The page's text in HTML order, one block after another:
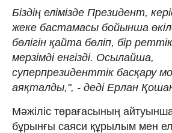
Біздің елімізде Президент,
жеке бастамасы бойынша
бөлігін қайта бөліп, бір
мерзімді енгізді. Осылайша,
суперпрезиденттік басқару
аяқталды,", - деді Ерлан
Мәжіліс төрағасының
бұрынғы саяси құрылым мен